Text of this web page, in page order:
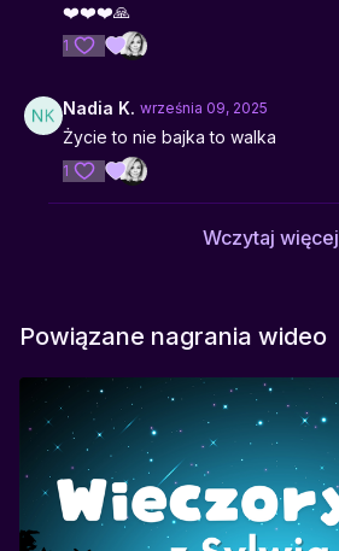
❤️❤️❤️🙏
1
Nadia K. września 09, 2025
Życie to nie bajka to walka
1
Wczytaj więcej
Powiązane nagrania wideo